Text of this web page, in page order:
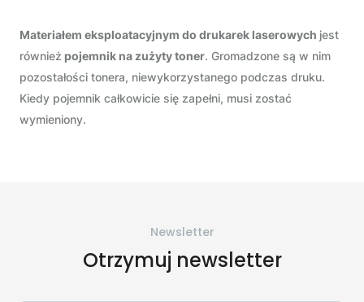
Materiałem eksploatacyjnym do drukarek laserowych jest
również pojemnik na zużyty toner. Gromadzone są w nim
pozostałości tonera, niewykorzystanego podczas druku.
Kiedy pojemnik całkowicie się zapełni, musi zostać
wymieniony.
Newsletter
Otrzymuj newsletter